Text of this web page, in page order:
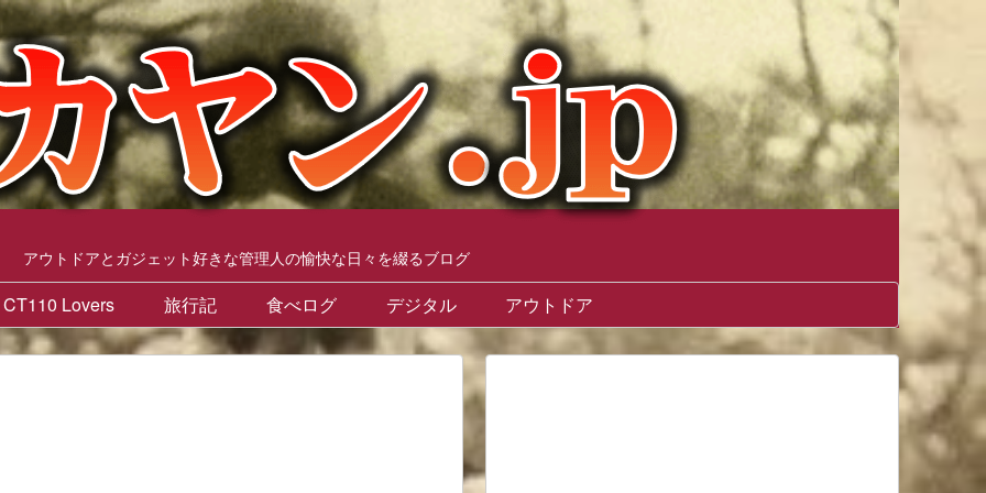
アウトドアとガジェット好きな管理人の愉快な日々を綴るブログ
CT110 Lovers 旅行記 食べログ デジタル アウトドア